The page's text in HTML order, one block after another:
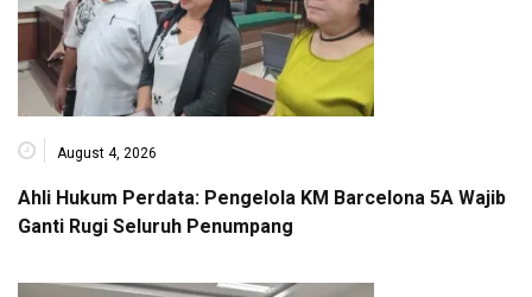
August 4, 2026
Ahli Hukum Perdata: Pengelola KM Barcelona 5A Wajib
Ganti Rugi Seluruh Penumpang